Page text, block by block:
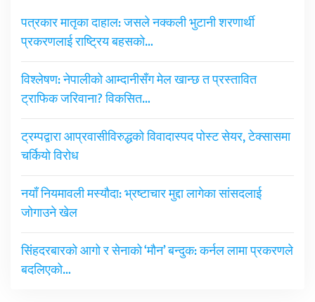
पत्रकार मातृका दाहाल: जसले नक्कली भुटानी शरणार्थी
प्रकरणलाई राष्ट्रिय बहसको…
विश्लेषण: नेपालीको आम्दानीसँग मेल खान्छ त प्रस्तावित
ट्राफिक जरिवाना? विकसित…
ट्रम्पद्वारा आप्रवासीविरुद्धको विवादास्पद पोस्ट सेयर, टेक्सासमा
चर्कियो विरोध
नयाँ नियमावली मस्यौदा: भ्रष्टाचार मुद्दा लागेका सांसदलाई
जोगाउने खेल
सिंहदरबारको आगो र सेनाको ‘मौन’ बन्दुक: कर्नल लामा प्रकरणले
बदलिएको…